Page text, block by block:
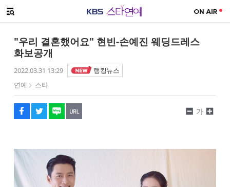
메뉴 열기
"우리 결혼했어요" 현빈-손예진 웨딩드레스
화보공개
2022.03.31 13:29
랭킹뉴스
연예
스타
페이스북
트위터
네이버
URL복사
글씨 작게보기
가
글씨 크게보기